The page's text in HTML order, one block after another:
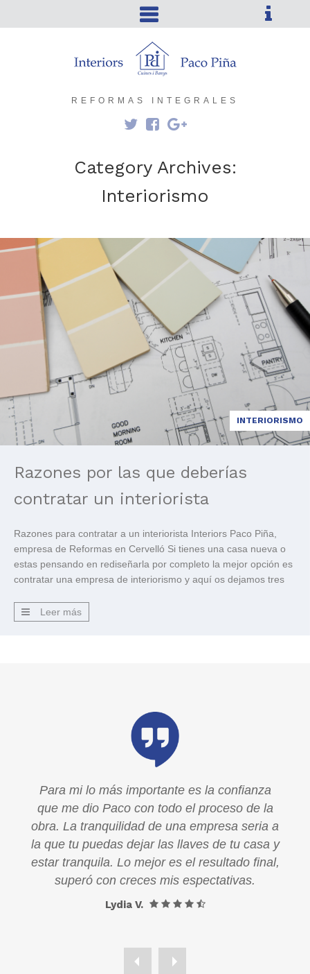
REFORMAS INTEGRALES
Category Archives:
Interiorismo
INTERIORISMO
Razones por las que deberías
contratar un interiorista
Razones para contratar a un interiorista Interiors Paco Piña,
empresa de Reformas en Cervelló Si tienes una casa nueva o
estas pensando en rediseñarla por completo la mejor opción es
contratar una empresa de interiorismo y aquí os dejamos tres
recursos que particulares no. Cuando se […]
Leer más
Para mi lo más importante es la confianza
que me dio Paco con todo el proceso de la
obra. La tranquilidad de una empresa seria a
la que tu puedas dejar las llaves de tu casa y
estar tranquila. Lo mejor es el resultado final,
superó con creces mis espectativas.
Lydia V.